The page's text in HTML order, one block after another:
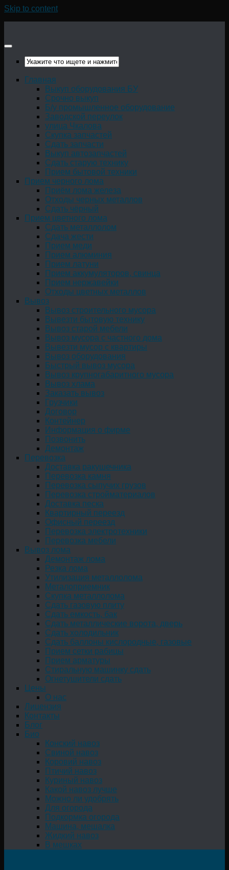
Skip to content
Главная
Выкуп оборудования БУ
Срочно выкуп
Б/у промышленное оборудование
Заводской переулок
улица Чкалова
Скупка запчастей
Сдать запчасти
Выкуп автозапчастей
Сдать старую технику
Прием бытовой техники
Прием черного лома
Приём лома железа
Отходы черных металлов
Сдать чёрный
Прием цветного лома
Сдать металлолом
Сдача жести
Прием меди
Прием алюминия
Прием латуни
Прием аккумуляторов, свинца
Прием нержавейки
Отходы цветных металлов
Вывоз
Вывоз строительного мусора
Вывезти бытовую технику
Вывоз старой мебели
Вывоз мусора с частного дома
Вывезти мусор с квартиры
Вывоз оборудования
Быстрый вывоз мусора
Вывоз крупногабаритного мусора
Вывоз хлама
Заказать вывоз
Грузчики
Договор
Контейнер
Информация о фирме
Позвонить
Демонтаж
Перевозка
Доставка ракушечника
Перевозка камня
Перевозка сыпучих грузов
Перевозка стройматериалов
Доставка песка
Квартирный переезд
Офисный переезд
Перевозка электротехники
Перевозка мебели
Вывоз лома
Демонтаж лома
Резка лома
Утилизация металлолома
Металоприемник
Скупка металлолома
Сдать газовую плиту
Сдать емкость, бак
Cдать металлические ворота, дверь
Сдать холодильник
Сдать баллоны кислородные, газовые
Прием сетки рабицы
Прием арматуры
Стиральную машинку сдать
Огнетушители сдать
Цены
О нас
Лицензия
Контакты
Блог
Био
Конский навоз
Свиной навоз
Коровий навоз
Птичий навоз
Куриный навоз
Какой навоз лучше
Можно ли удобрять
Для огорода
Подкормка огорода
Машина, мешалка
Жидкий навоз
В мешках